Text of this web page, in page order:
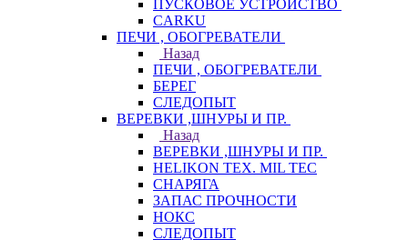
ПУСКОВОЕ УСТРОЙСТВО
CARKU
ПЕЧИ , ОБОГРЕВАТЕЛИ
Назад
ПЕЧИ , ОБОГРЕВАТЕЛИ
БЕРЕГ
СЛЕДОПЫТ
ВЕРЕВКИ ,ШНУРЫ И ПР.
Назад
ВЕРЕВКИ ,ШНУРЫ И ПР.
HELIKON TEX. MIL TEC
СНАРЯГА
ЗАПАС ПРОЧНОСТИ
НОКС
СЛЕДОПЫТ